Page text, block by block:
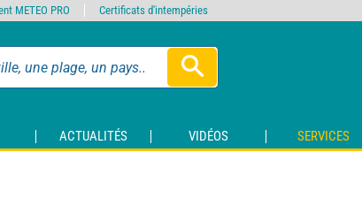
ACTUALITÉS VIDÉOS SERVICES
METEO PRO Certificats d'intempéries